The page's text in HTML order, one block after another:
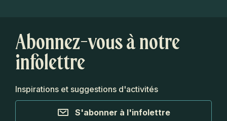
Abonnez-vous à notre
infolettre
Inspirations et suggestions d'activités
S'abonner à l'infolettre